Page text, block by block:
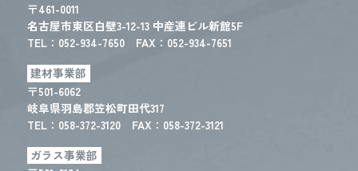
〒461-0011
名古屋市東区白壁3-12-13 中産連ビル新館5F
TEL： 052-934-7650
FAX：052-934-7651
建材事業部
〒501-6062
岐阜県羽島郡笠松町田代317
TEL： 058-372-3120
FAX：058-372-3121
ガラス事業部